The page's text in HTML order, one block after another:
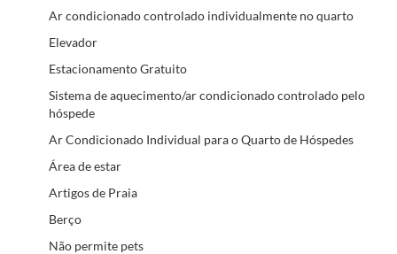
Ar condicionado controlado individualmente no quarto
Elevador
Estacionamento Gratuito
Sistema de aquecimento/ar condicionado controlado pelo
hóspede
Ar Condicionado Individual para o Quarto de Hóspedes
Área de estar
Artigos de Praia
Berço
Não permite pets